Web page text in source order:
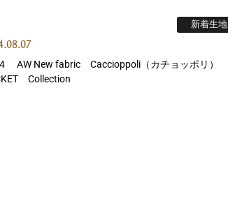
新着生地
AW New fabric Caccioppoli（カチョッポリ）
Collection